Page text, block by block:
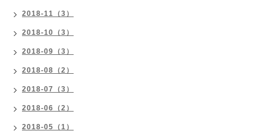
2018-11（3）
2018-10（3）
2018-09（3）
2018-08（2）
2018-07（3）
2018-06（2）
2018-05（1）